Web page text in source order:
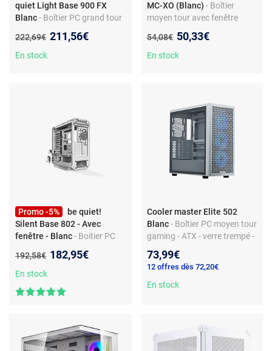
quiet Light Base 900 FX
Blanc- Boîtier PC grand tour
ventilateurs - ports USB-C et
audio
Ancien prix :
222,69€ Nouveau prix :
211,56€
En stock
MC-XO (Blanc) - Boîtier
moyen tour avec fenêtre
trempé
Ancien prix :
54,08€ Nouveau prix :
50,33€
En stock
Promo -5%
be quiet!
Silent Base 802 - Avec
fenêtre - Blanc- Boitier PC
Wings 2 140mm inclus
Ancien prix :
192,58€ Nouveau prix :
182,95€
En stock
Cooler master Elite 502
Blanc - Boîtier PC moyen tour
gaming - ATX - verre trempé -
73,99€
12 offres dès 72,20€
En stock